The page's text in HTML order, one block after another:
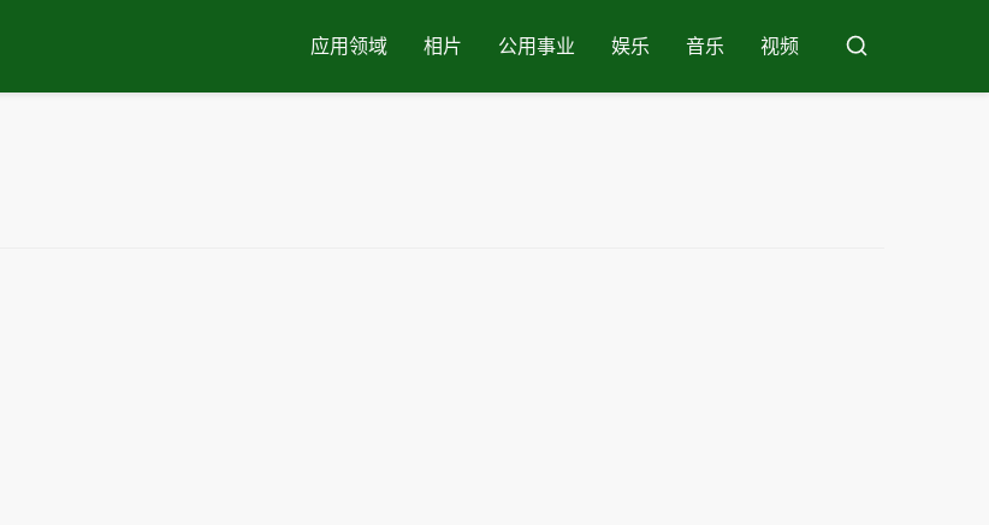
应用领域 相片 公用事业 娱乐 音乐 视频
布